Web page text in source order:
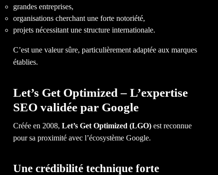
grandes entreprises,
organisations cherchant une forte notoriété,
projets nécessitant une structure internationale.
C’est une valeur sûre, particulièrement adaptée aux marques
établies.
Let’s Get Optimized – L’expertise
SEO validée par Google
Créée en 2008, Let’s Get Optimized (LGO) est reconnue
pour sa proximité avec l’écosystème Google.
Une crédibilité technique forte